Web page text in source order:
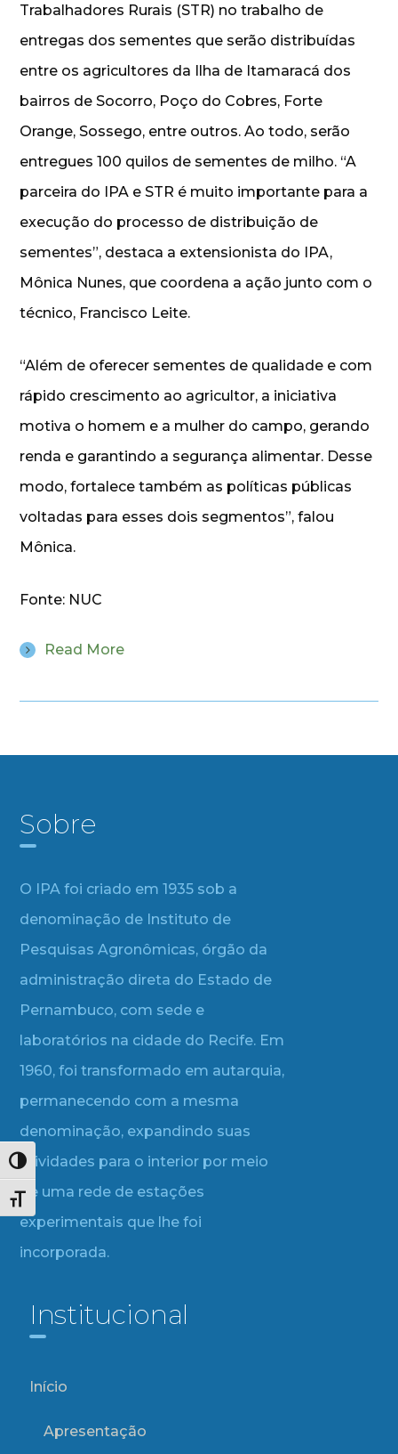
Alternar alto contraste
Alternar tamanho da fonte
Trabalhadores Rurais (STR) no trabalho de
entregas dos sementes que serão distribuídas
entre os agricultores da Ilha de Itamaracá dos
bairros de Socorro, Poço do Cobres, Forte
Orange, Sossego, entre outros. Ao todo, serão
entregues 100 quilos de sementes de milho. “A
parceira do IPA e STR é muito importante para a
execução do processo de distribuição de
sementes”, destaca a extensionista do IPA,
Mônica Nunes, que coordena a ação junto com o
técnico, Francisco Leite.
“Além de oferecer sementes de qualidade e com
rápido crescimento ao agricultor, a iniciativa
motiva o homem e a mulher do campo, gerando
renda e garantindo a segurança alimentar. Desse
modo, fortalece também as políticas públicas
voltadas para esses dois segmentos”, falou
Mônica.
Fonte: NUC
Read More
Sobre
O IPA foi criado em 1935 sob a
denominação de Instituto de
Pesquisas Agronômicas, órgão da
administração direta do Estado de
Pernambuco, com sede e
laboratórios na cidade do Recife. Em
1960, foi transformado em autarquia,
permanecendo com a mesma
denominação, expandindo suas
atividades para o interior por meio
de uma rede de estações
experimentais que lhe foi
incorporada.
Institucional
Início
Apresentação